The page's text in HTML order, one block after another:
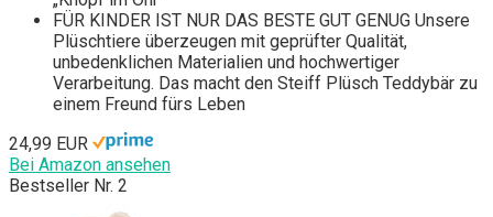
FÜR KINDER IST NUR DAS BESTE GUT GENUG Unsere
Plüschtiere überzeugen mit geprüfter Qualität,
unbedenklichen Materialien und hochwertiger
Verarbeitung. Das macht den Steiff Plüsch Teddybär zu
einem Freund fürs Leben
24,99 EUR
Bei Amazon ansehen
Bestseller Nr. 2